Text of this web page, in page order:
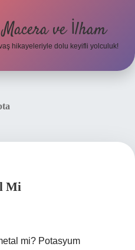
Macera ve İlham
hikayeleriyle dolu keyifli yolculuk!
Mi
mi? Potasyum